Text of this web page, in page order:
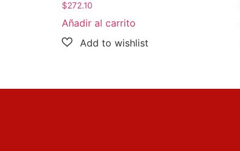
$272.10
Añadir al carrito